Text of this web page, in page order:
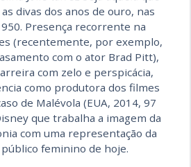
divas dos anos de ouro, nas
Presença recorrente na
(recentemente, por exemplo,
com o ator Brad Pitt),
com zelo e perspicácia,
como produtora dos filmes
de Malévola (EUA, 2014, 97
que trabalha a imagem da
com uma representação da
feminino de hoje.